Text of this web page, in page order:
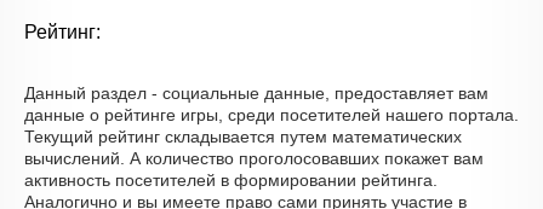
Рейтинг:
Данный раздел - социальные данные, предоставляет вам
данные о рейтинге игры, среди посетителей нашего портала.
Текущий рейтинг складывается путем математических
вычислений. А количество проголосовавших покажет вам
активность посетителей в формировании рейтинга.
Аналогично и вы имеете право сами принять участие в